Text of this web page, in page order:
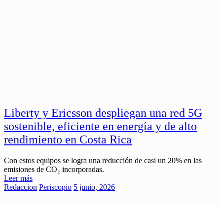
Liberty y Ericsson despliegan una red 5G
sostenible, eficiente en energía y de alto
rendimiento en Costa Rica
Con estos equipos se logra una reducción de casi un 20% en las
emisiones de CO₂ incorporadas.
Leer más
Redaccion Periscopio 5 junio, 2026